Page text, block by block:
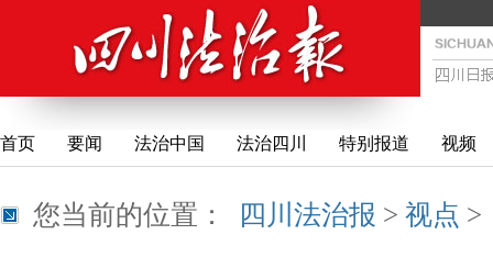
首页 要闻 法治中国 法治四川 特别报道 视频
您当前的位置： 四川法治报 > 视点